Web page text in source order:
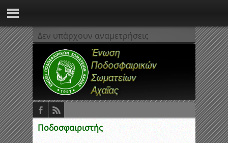
Δεν υπάρχουν αναμετρήσεις
Ποδοσφαιριστής